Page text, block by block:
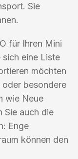
Sie
für Ihren Mini
eine Liste
möchten
besondere
wie Neue
Sie auch die
Enge
können den